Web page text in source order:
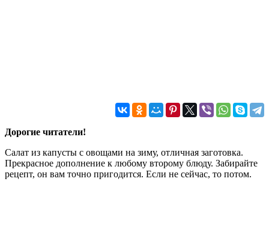
Дорогие читатели!
Салат из капусты с овощами на зиму, отличная заготовка.
Прекрасное дополнение к любому второму блюду. Забирайте
рецепт, он вам точно пригодится. Если не сейчас, то потом.